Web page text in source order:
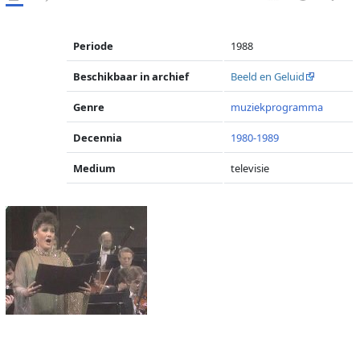
Periode 1988
Beschikbaar in archief Beeld en Geluid
Genre muziekprogramma
Decennia 1980-1989
Medium televisie